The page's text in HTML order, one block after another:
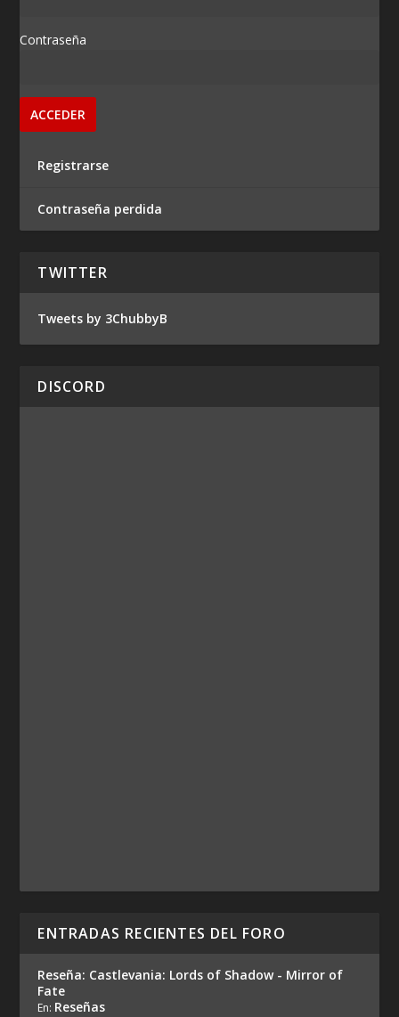
Contraseña
Registrarse
Contraseña perdida
TWITTER
Tweets by 3ChubbyB
DISCORD
ENTRADAS RECIENTES DEL FORO
Reseña: Castlevania: Lords of Shadow - Mirror of
Fate
En: Reseñas